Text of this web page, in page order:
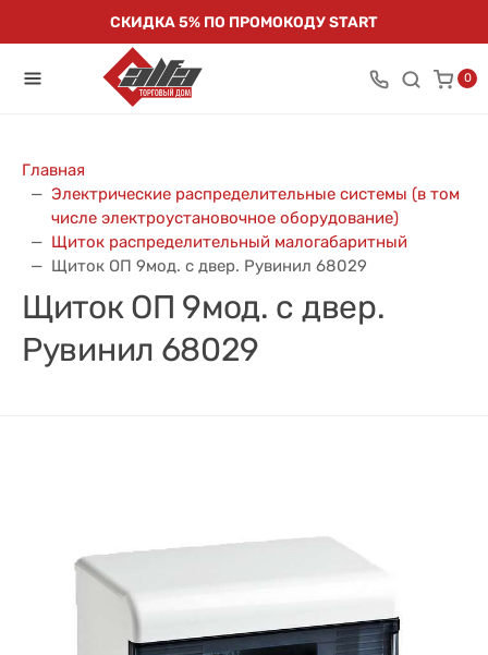
СКИДКА 5% ПО ПРОМОКОДУ START
0
Главная
Электрические распределительные системы (в том
числе электроустановочное оборудование)
Щиток распределительный малогабаритный
Щиток ОП 9мод. с двер. Рувинил 68029
Щиток ОП 9мод. с двер.
Рувинил 68029